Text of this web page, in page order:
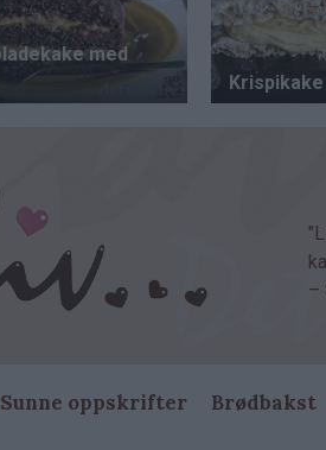
–
Sunne oppskrifter Brødbakst